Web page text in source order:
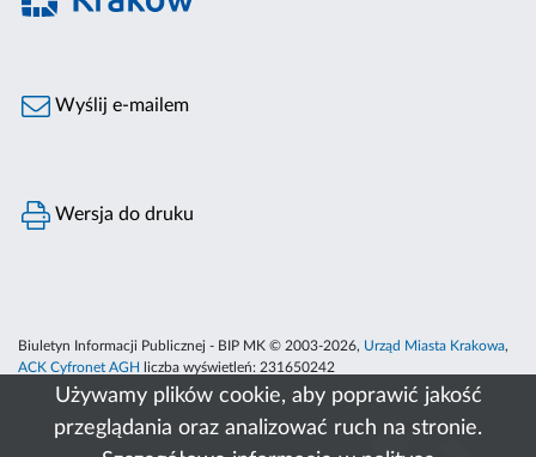
Używamy plików cookie, aby poprawić jakość
przeglądania oraz analizować ruch na stronie.
Wyślij e-mailem
Wersja do druku
Biuletyn Informacji Publicznej - BIP MK © 2003-2026, Urząd Miasta Krakowa,
ACK Cyfronet AGH
liczba wyświetleń: 231650242